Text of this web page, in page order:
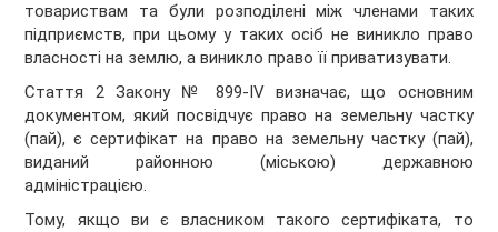
товариствам та були розподілені між членами таких
підприємств, при цьому у таких осіб не виникло право
власності на землю, а виникло право її приватизувати.
Стаття 2 Закону № 899-IV визначає, що основним
документом, який посвідчує право на земельну частку
(пай), є сертифікат на право на земельну частку (пай),
виданий районною (міською) державною
адміністрацією.
Тому, якщо ви є власником такого сертифіката, то